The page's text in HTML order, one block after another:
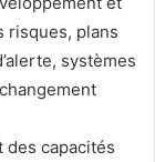
risques, plans
systèmes
des capacités